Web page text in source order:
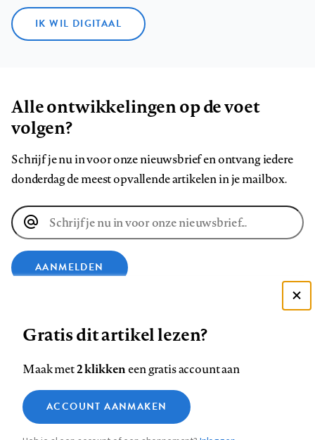
IK WIL DIGITAAL
Alle ontwikkelingen op de voet
volgen?
Schrijf je nu in voor onze nieuwsbrief en ontvang iedere
donderdag de meest opvallende artikelen in je mailbox.
E-
mailadres
AANMELDEN
op
Facebook
op
LinkedIn
op
Bluesky
ons
op
InstagramYouTube
Footer
Contact Colofon Disclaimer Privacy
Medische vragen verdienen
betrouwbare antwoorden
Zie onze cookie policy
Analytische cookies
Gratis dit artikel lezen?
Maak met2 klikkeneen gratis account aan
ACCOUNT AANMAKEN